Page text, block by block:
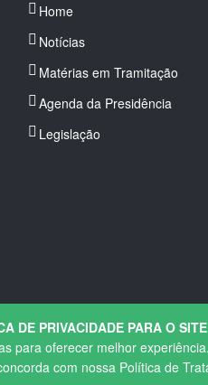
DE PRIVACIDADE PARA O SITE
para oferecer melhor
com nossa Política de
Home
Notícias
Matérias em Tramitação
Agenda da Presidência
Legislação